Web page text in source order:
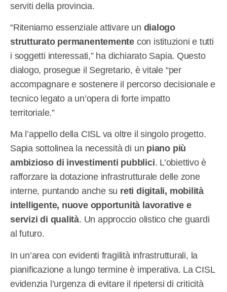
serviti della provincia.
“Riteniamo essenziale attivare un dialogo
strutturato permanentemente con istituzioni e tutti
i soggetti interessati,” ha dichiarato Sapia. Questo
dialogo, prosegue il Segretario, è vitale “per
accompagnare e sostenere il percorso decisionale e
tecnico legato a un’opera di forte impatto
territoriale.”
Ma l’appello della CISL va oltre il singolo progetto.
Sapia sottolinea la necessità di un piano più
ambizioso di investimenti pubblici. L’obiettivo è
rafforzare la dotazione infrastrutturale delle zone
interne, puntando anche su reti digitali, mobilità
intelligente, nuove opportunità lavorative e
servizi di qualità. Un approccio olistico che guardi
al futuro.
In un’area con evidenti fragilità infrastrutturali, la
pianificazione a lungo termine è imperativa. La CISL
evidenzia l’urgenza di evitare il ripetersi di criticità